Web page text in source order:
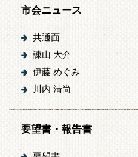
市会ニュース
共通面
諫山 大介
伊藤 めぐみ
川内 清尚
要望書・報告書